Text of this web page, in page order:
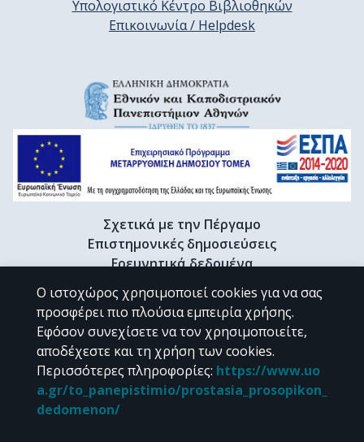
Υπολογιστικό Κέντρο Βιβλιοθηκών
Επικοινωνία / Helpdesk
Σχετικά με την Πέργαμο
Επιστημονικές δημοσιεύσεις
Ερευνητικά δεδομένα
Διδακτορικές διατριβές & Γκρίζα βιβλιογραφία
Προφίλ Ερευνητή
CC BY-NC 4.0
Εκτός αν αναφέρεται διαφορετικά, το υλικό της "Περγάμου" διατίθεται
Ο ιστοχώρος χρησιμοποιεί cookies για να σας
προσφέρει πιο πλούσια εμπειρία χρήσης.
Εφόσον συνεχίσετε να τον χρησιμοποιείτε,
αποδέχεστε και τη χρήση των cookies.
Περισσότερες πληροφορίες: https://www.uo
a.gr/to_panepistimio/prostasia_prosopikon_
dedomenon/